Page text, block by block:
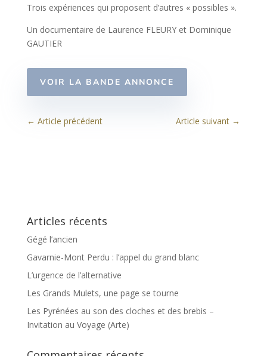
Trois expériences qui proposent d’autres « possibles ».
Un documentaire de Laurence FLEURY et Dominique
GAUTIER
VOIR LA BANDE ANNONCE
← Article précédent Article suivant →
Articles récents
Gégé l’ancien
Gavarnie-Mont Perdu : l’appel du grand blanc
L’urgence de l’alternative
Les Grands Mulets, une page se tourne
Les Pyrénées au son des cloches et des brebis –
Invitation au Voyage (Arte)